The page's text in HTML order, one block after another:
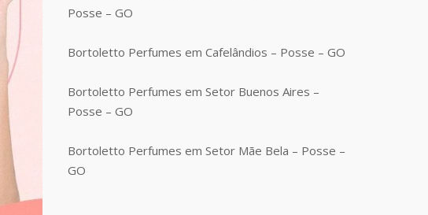
Posse – GO
Bortoletto Perfumes em Cafelândios – Posse – GO
Bortoletto Perfumes em Setor Buenos Aires –
Posse – GO
Bortoletto Perfumes em Setor Mãe Bela – Posse –
GO